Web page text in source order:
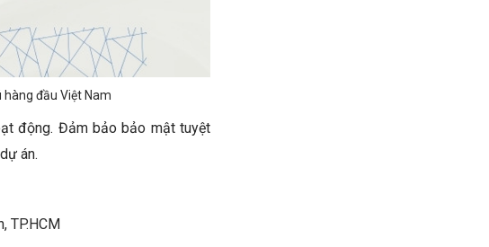
hàng đầu Việt Nam
động. Đảm bảo bảo mật tuyệt
án.
TP.HCM